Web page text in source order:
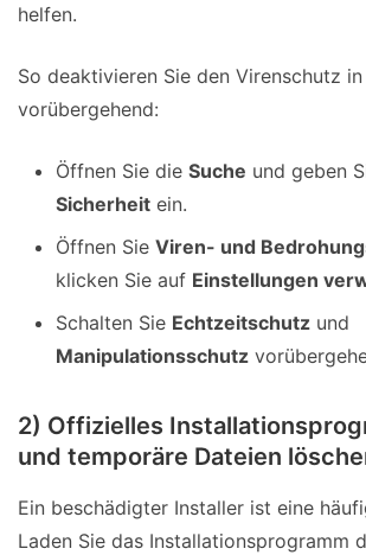
helfen.
So deaktivieren Sie den Virenschutz
vorübergehend:
Öffnen Sie die Suche und geben
Sicherheit ein.
Öffnen Sie Viren- und
klicken Sie auf Einstellungen
Schalten Sie Echtzeitschutz und
Manipulationsschutz
2) Offizielles
und temporäre Dateien
Ein beschädigter Installer ist eine
Laden Sie das Installationsprogramm